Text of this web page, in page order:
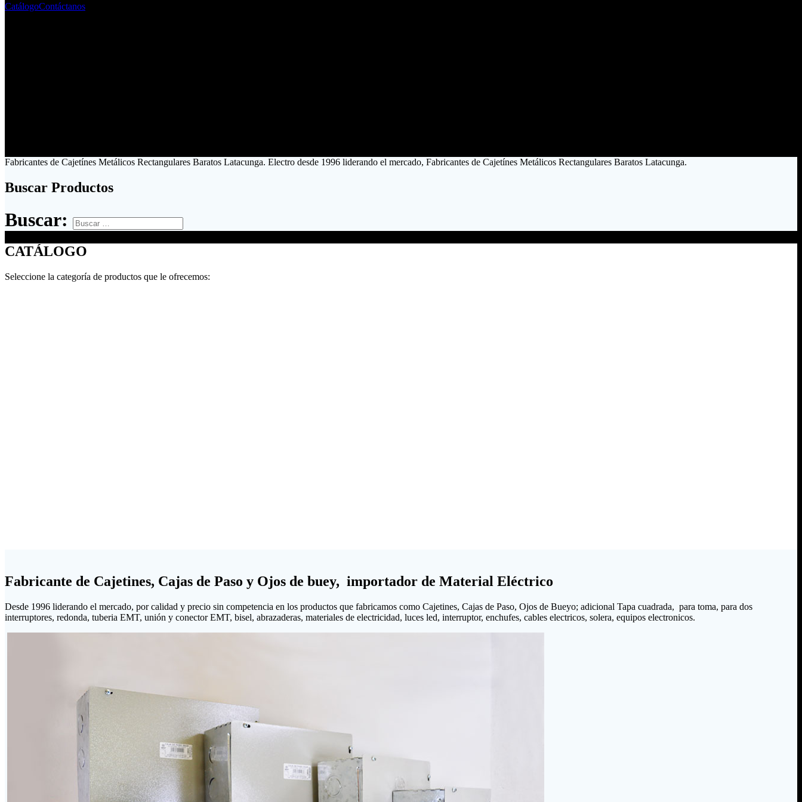
CatálogoContáctanos
Fabricantes de Cajetínes Metálicos Rectangulares Baratos Latacunga. Electro desde 1996 liderando el mercado, Fabricantes de Cajetínes Metálicos Rectangulares Baratos Latacunga.
Buscar Productos
Buscar:
CATÁLOGO
Seleccione la categoría de productos que le ofrecemos:
Fabricante de Cajetines, Cajas de Paso y Ojos de buey, importador de Material Eléctrico
Desde 1996 liderando el mercado, por calidad y precio sin competencia en los productos que fabricamos como Cajetines, Cajas de Paso, Ojos de Bueyo; adicional Tapa cuadrada, para toma, para dos
interruptores, redonda, tuberia EMT, unión y conector EMT, bisel, abrazaderas, materiales de electricidad, luces led, interruptor, enchufes, cables electricos, solera, equipos electronicos.